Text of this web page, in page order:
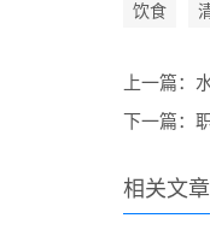
饮食
上一篇：
下一篇：
相关文章